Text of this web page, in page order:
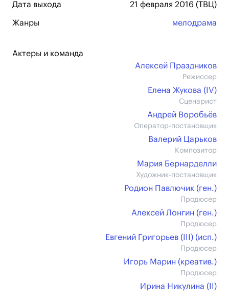
Дата выхода 21 февраля 2016 (ТВЦ)
Жанры мелодрама
Актеры и команда
Алексей Праздников
Режиссер
Елена Жукова (IV)
Сценарист
Андрей Воробьёв
Оператор-постановщик
Валерий Царьков
Композитор
Мария Бернарделли
Художник-постановщик
Родион Павлючик (ген.)
Продюсер
Алексей Лонгин (ген.)
Продюсер
Евгений Григорьев (III) (иcп.)
Продюсер
Игорь Марин (креатив.)
Продюсер
Ирина Никулина (II)